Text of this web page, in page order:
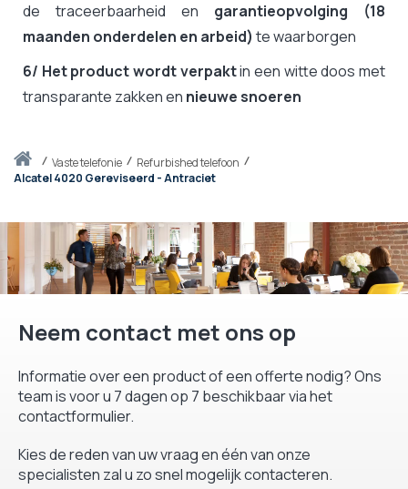
Thuisvaste telefonie
Refurbished telefoon
Alcatel 4020 Gereviseerd - Antraciet
de traceerbaarheid en garantieopvolging (18
maanden onderdelen en arbeid) te waarborgen
6/ Het product wordt verpaktin een witte doos met
transparante zakken en nieuwe snoeren
Neem contact met ons op
Informatie over een product of een offerte nodig? Ons
team is voor u 7 dagen op 7 beschikbaar via het
contactformulier.
Kies de reden van uw vraag en één van onze
specialisten zal u zo snel mogelijk contacteren.